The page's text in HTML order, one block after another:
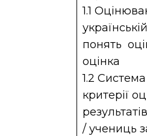
1.1
понять
оцінка
1.2
критерії
/ учениць